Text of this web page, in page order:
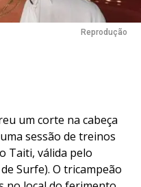
Reprodução
um corte na cabeça
sessão de treinos
Taiti, válida pelo
Surfe). O tricampeão